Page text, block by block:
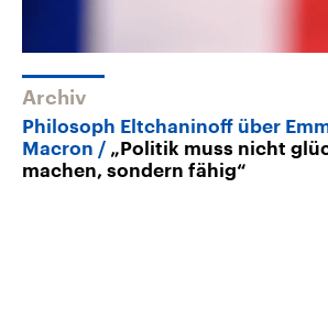
Archiv
Philosoph Eltchaninoff über
Macron
„Politik muss nicht
machen, sondern fähig“